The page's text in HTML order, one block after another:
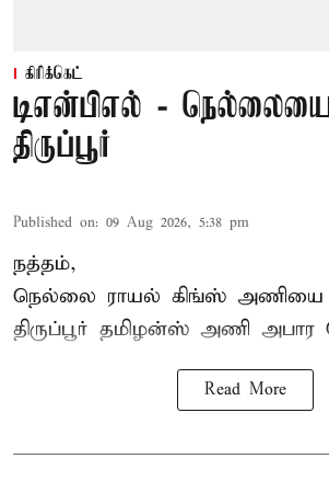
கிரிக்கெட்
டிஎன்பிஎல் -
திருப்பூர்
Published on: 09 Aug 2026, 5:38 pm
நத்தம்,
நெல்லை ராயல் கிங்ஸ் அணியை
திருப்பூர் தமிழன்ஸ் அணி அபார
Read More